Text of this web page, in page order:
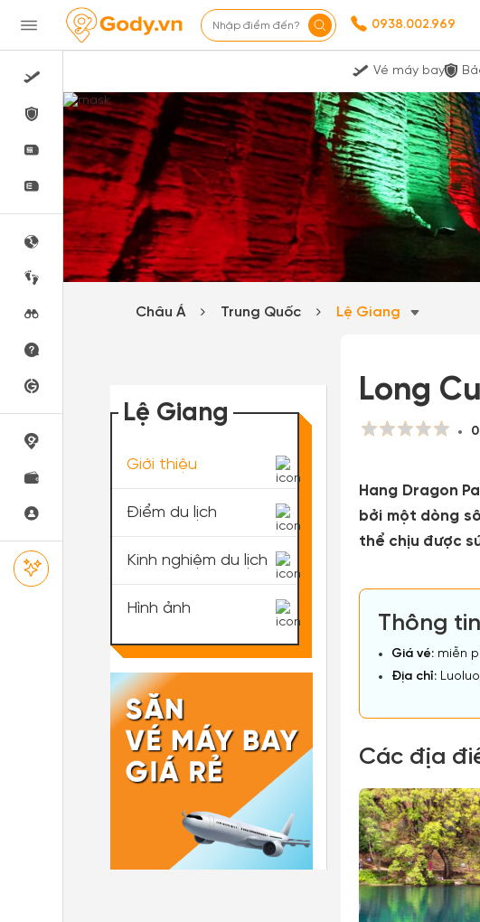
Nhập điểm đến? 0938.002.969
Vé máy bay
Châu Á Trung Quốc Lệ Giang
Long
Hang Dragon
bởi một dòng
thể chịu được
Thông
Giá vé: miễn
Địa chỉ:
Các địa
Lệ Giang
Giới thiệu
Điểm du lịch
Kinh nghiệm du lịch
Hình ảnh